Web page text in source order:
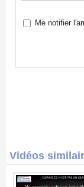
Vidéos
Me notifier